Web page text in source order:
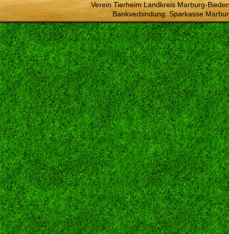
Verein Tierheim Landkreis Marburg-
Bankverbindung: Sparkasse